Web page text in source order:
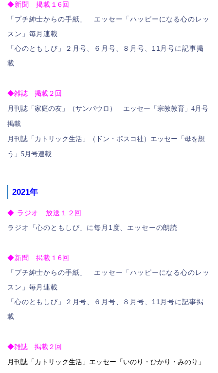
◆新聞 掲載１6回
「プチ紳士からの手紙」 エッセー「ハッピーになる心のレッ
スン」毎月連載
「心のともしび」２月号、６月号、８月号、11月号に記事掲
載
◆雑誌 掲載２回
月刊誌「家庭の友」（サンパウロ） エッセー「宗教教育」4月号
掲載
月刊誌「カトリック生活」（ドン・ボスコ社）エッセー「母を想
う」5月号連載
2021年
◆ ラジオ 放送１２回
ラジオ「心のともしび」に毎月1度、エッセーの朗読
◆新聞 掲載１6回
「プチ紳士からの手紙」 エッセー「ハッピーになる心のレッ
スン」毎月連載
「心のともしび」２月号、６月号、８月号、11月号に記事掲
載
◆雑誌 掲載２回
月刊誌「カトリック生活」エッセー「いのり・ひかり・みのり」